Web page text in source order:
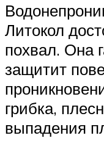
Литокол
похвал. Она
защитит
грибка,
выпадения